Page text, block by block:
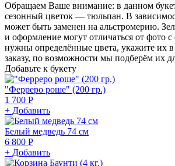
Обращаем Ваше внимание: в данном
сезонный цветок — тюльпан. В
может быть заменен на альстромерию.
и оформление могут отличаться от фото
нужны определённые цвета, укажите их
заказу, по возможности мы подберём их
Добавьте к букету
"Ферреро роше" (200 гр.)
1 700 Р
+ Добавить
Белый медведь 74 см
6 800 Р
+ Добавить